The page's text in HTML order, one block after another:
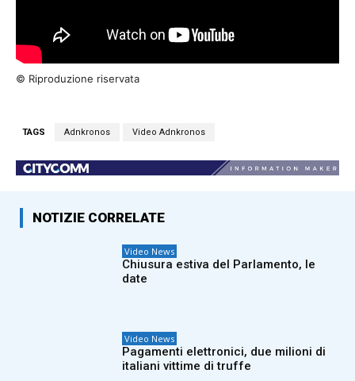
© Riproduzione riservata
TAGS Adnkronos Video Adnkronos
NOTIZIE CORRELATE
Video News
Chiusura estiva del Parlamento, le
date
Video News
Pagamenti elettronici, due milioni di
italiani vittime di truffe